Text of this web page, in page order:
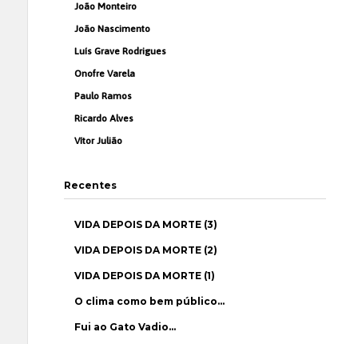
João Monteiro
João Nascimento
Luís Grave Rodrigues
Onofre Varela
Paulo Ramos
Ricardo Alves
Vítor Julião
Recentes
VIDA DEPOIS DA MORTE (3)
VIDA DEPOIS DA MORTE (2)
VIDA DEPOIS DA MORTE (1)
O clima como bem público…
Fui ao Gato Vadio…